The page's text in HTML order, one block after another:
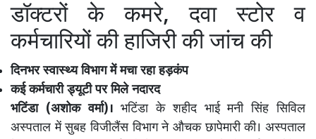
डॉक्टरों के कमरे, दवा स्टोर व
कर्मचारियों की हाजिरी की जांच की
दिनभर स्वास्थ्य विभाग में मचा रहा हड़कंप
कई कर्मचारी ड्यूटी पर मिले नदारद
भटिंडा (अशोक वर्मा)। भटिंडा के शहीद भाई मनी सिंह सिविल
अस्पताल में सुबह विजीलैंस विभाग ने औचक छापेमारी की। अस्पताल